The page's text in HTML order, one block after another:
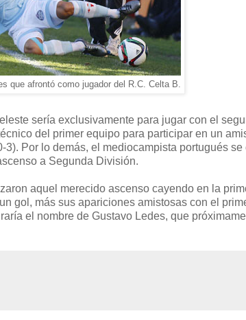
que afrontó como jugador del R.C. Celta B.
sería exclusivamente para jugar con el
del primer equipo para participar en un
Por lo demás, el mediocampista portugués se
a Segunda División.
aquel merecido ascenso cayendo en la
gol, más sus apariciones amistosas con el
el nombre de Gustavo Ledes, que